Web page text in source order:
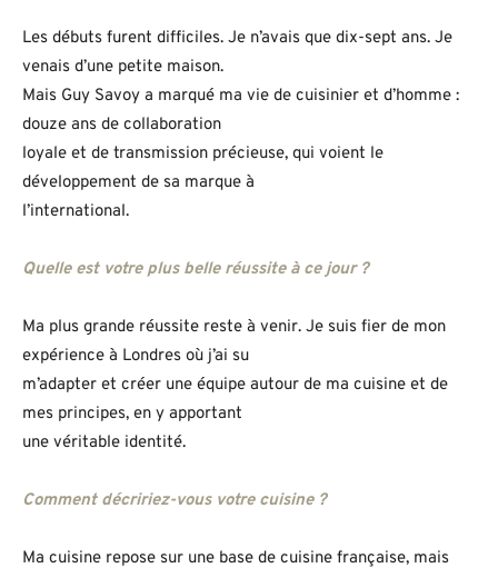
Les débuts furent difficiles. Je n’avais que dix-sept ans. Je
venais d’une petite maison.
Mais Guy Savoy a marqué ma vie de cuisinier et d’homme :
douze ans de collaboration
loyale et de transmission précieuse, qui voient le
développement de sa marque à
l’international.
Quelle est votre plus belle réussite à ce jour ?
Ma plus grande réussite reste à venir. Je suis fier de mon
expérience à Londres où j’ai su
m’adapter et créer une équipe autour de ma cuisine et de
mes principes, en y apportant
une véritable identité.
Comment décririez-vous votre cuisine ?
Ma cuisine repose sur une base de cuisine française, mais